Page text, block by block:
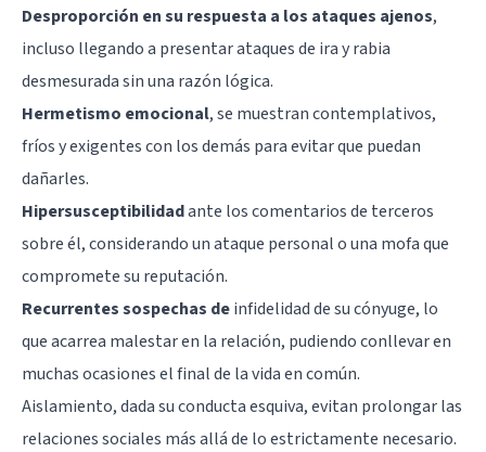
Desproporción en su respuesta a los ataques ajenos,
incluso llegando a presentar ataques de ira y rabia
desmesurada sin una razón lógica.
Hermetismo emocional, se muestran contemplativos,
fríos y exigentes con los demás para evitar que puedan
dañarles.
Hipersusceptibilidadante los comentarios de terceros
sobre él, considerando un ataque personal o una mofa que
compromete su reputación.
Recurrentes sospechas deinfidelidadde su cónyuge, lo
que acarrea malestar en la relación, pudiendo conllevar en
muchas ocasiones el final de la vida en común.
Aislamiento, dada su conducta esquiva, evitan prolongar las
relaciones sociales más allá de lo estrictamente necesario.